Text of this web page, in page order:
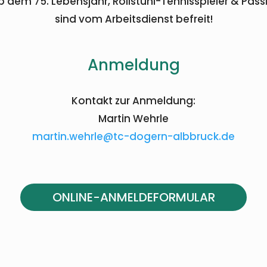
sind vom Arbeitsdienst befreit!
Anmeldung
Kontakt zur Anmeldung:
Martin Wehrle
martin.wehrle@tc-dogern-albbruck.de
ONLINE-ANMELDEFORMULAR